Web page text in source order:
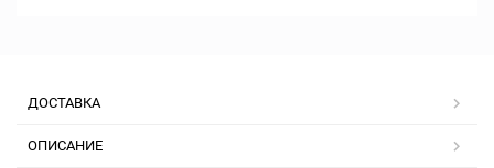
ДОСТАВКА
ОПИСАНИЕ